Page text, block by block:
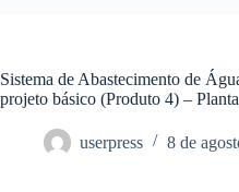
Sistema de Abastecimento de
projeto básico (Produto 4) –
userpress 8 de